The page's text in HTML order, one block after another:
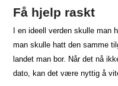
Få hjelp raskt
I en ideell verden skulle man
man skulle hatt den samme
landet man bor. Når det nå
dato, kan det være nyttig å